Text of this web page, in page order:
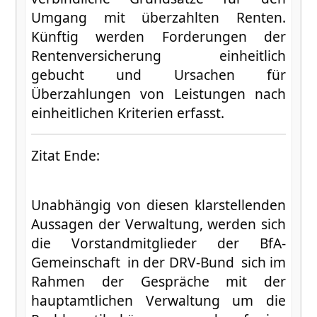
Umgang mit überzahlten Renten.
Künftig werden Forderungen der
Rentenversicherung einheitlich
gebucht und Ursachen für
Überzahlungen von Leistungen nach
einheitlichen Kriterien erfasst.
Zitat Ende:
Unabhängig von diesen klarstellenden
Aussagen der Verwaltung, werden sich
die Vorstandmitglieder der BfA-
Gemeinschaft in der DRV-Bund sich im
Rahmen der Gespräche mit der
hauptamtlichen Verwaltung um die